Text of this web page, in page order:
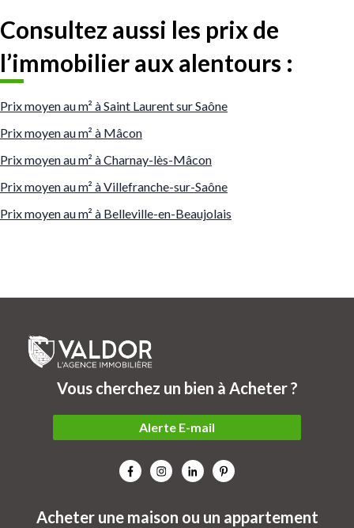
Consultez aussi les prix de
l’immobilier aux alentours :
Prix moyen au m² àSaint Laurent sur Saône
Prix moyen au m² à Mâcon
Prix moyen au m² à Charnay-lès-Mâcon
Prix moyen au m² à Villefranche-sur-Saône
Prix moyen au m² à Belleville-en-Beaujolais
Acheter une maison ou un appartement
Vous cherchez un bien à Acheter ?
Alerte E-mail